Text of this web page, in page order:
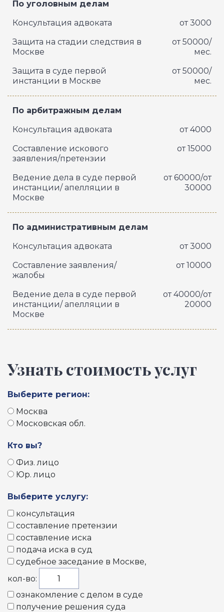
По уголовным делам
Консультация адвоката
от 3000
Защита на стадии следствия в
Москве
от 50000/
мес.
Защита в суде первой
инстанции в Москве
от 50000/
мес.
По арбитражным делам
Консультация адвоката
от 4000
Составление искового
заявления/претензии
от 15000
Ведение дела в суде первой
инстанции/ апелляции в
Москве
от 60000/от
30000
По административным делам
Консультация адвоката
от 3000
Составление заявления/
жалобы
от 10000
Ведение дела в суде первой
инстанции/ апелляции в
Москве
от 40000/от
20000
Узнать стоимость услуг
Выберите регион:
Москва
Московская обл.
Кто вы?
Физ. лицо
Юр. лицо
Выберите услугу:
консультация
составление претензии
составление иска
подача иска в суд
судебное заседание в Москве,
кол-во:
ознакомление с делом в суде
получение решения суда